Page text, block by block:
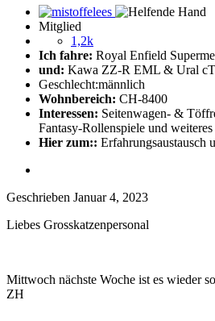
Mitglied
1,2k
Ich fahre: Royal Enfield
und: Kawa ZZ-R EML & Ural cT
Geschlecht:männlich
Wohnbereich: CH-8400
Interessen: Seitenwagen- &
Fantasy-Rollenspiele und weiteres
Hier zum:: Erfahrungsaustausch
Geschrieben Januar 4, 2023
Liebes Grosskatzenpersonal
Mittwoch nächste Woche ist es wieder
ZH